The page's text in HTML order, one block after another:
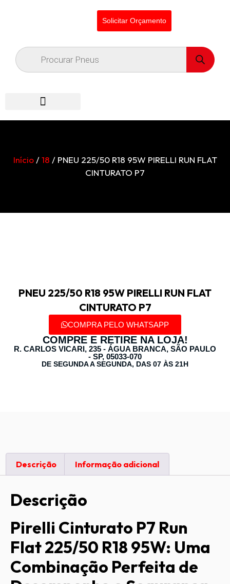
Solicitar Orçamento
Início/18 / PNEU 225/50 R18 95W PIRELLI RUN FLAT
CINTURATO P7
PNEU 225/50 R18 95W PIRELLI RUN FLAT
CINTURATO P7
COMPRA PELO WHATSAPP
COMPRE E RETIRE NA LOJA!
R. CARLOS VICARI, 235 - ÁGUA BRANCA, SÃO PAULO
- SP, 05033-070
DE SEGUNDA A SEGUNDA, DAS 07 ÀS 21H
Descrição Informação adicional
Descrição
Pirelli Cinturato P7 Run
Flat 225/50 R18 95W: Uma
Combinação Perfeita de